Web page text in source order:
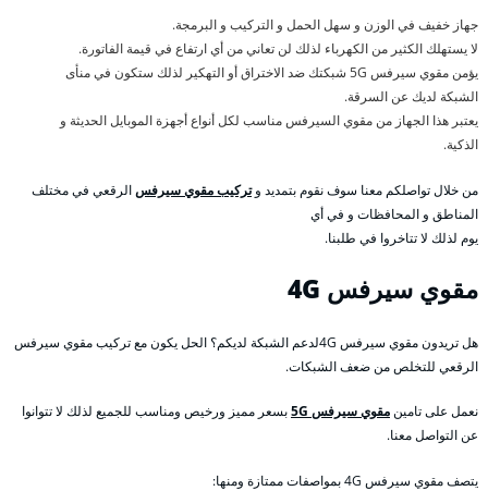
جهاز خفيف في الوزن و سهل الحمل و التركيب و البرمجة.
لا يستهلك الكثير من الكهرباء لذلك لن تعاني من أي ارتفاع في قيمة الفاتورة.
يؤمن مقوي سيرفس 5G شبكتك ضد الاختراق أو التهكير لذلك ستكون في منأى
الشبكة لديك عن السرقة.
يعتبر هذا الجهاز من مقوي السيرفس مناسب لكل أنواع أجهزة الموبايل الحديثة و
الذكية.
من خلال تواصلكم معنا سوف نقوم بتمديد وتركيب مقوي سيرفسالرقعي في مختلف
المناطق و المحافظات و في أي
يوم لذلك لا تتاخروا في طلبنا.
مقوي سيرفس 4 G
هل تريدون مقوي سيرفس 4Gلدعم الشبكة لديكم؟ الحل يكون مع تركيب مقوي سيرفس
الرقعي للتخلص من ضعف الشبكات.
نعمل على تامينمقوي سيرفس 5G
بسعر مميز ورخيص ومناسب للجميع لذلك لا تتوانوا
عن التواصل معنا.
يتصف مقوي سيرفس 4G بمواصفات ممتازة ومنها: